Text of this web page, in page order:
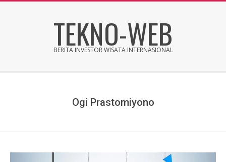
TEKNO-WEB
BERITA INVESTOR WISATA INTERNASIONAL
Ogi Prastomiyono